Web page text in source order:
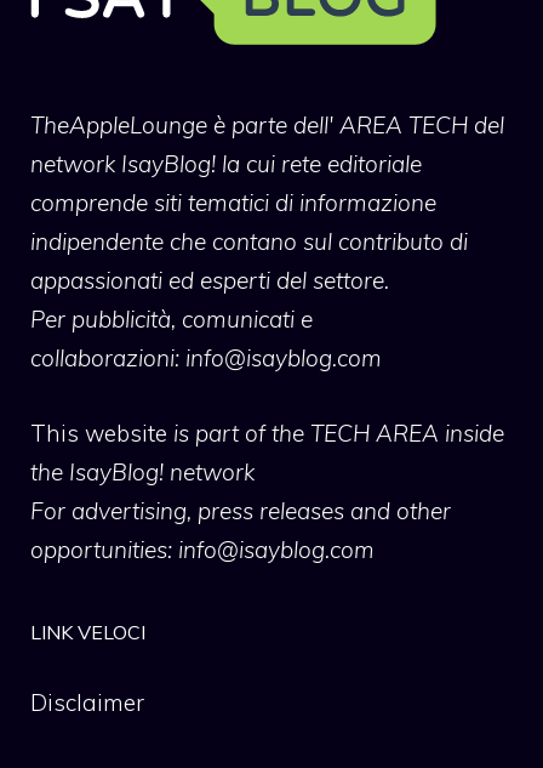
TheAppleLounge è parte dell' AREA TECH del
network IsayBlog! la cui rete editoriale
comprende siti tematici di informazione
indipendente che contano sul contributo di
appassionati ed esperti del settore.
Per pubblicità, comunicati e
collaborazioni: info@isayblog.com
This website is part of the TECH AREA inside
the IsayBlog! network
For advertising, press releases and other
opportunities: info@isayblog.com
LINK VELOCI
Disclaimer